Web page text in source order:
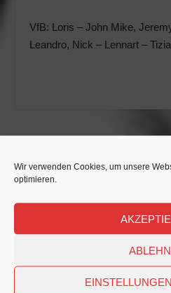
Wir verwenden Cookies, um unsere
optimieren.
VfB: Loris – John Mike,
Leandro, Nick – Lennart –
Inklusion
ZUSAMMENHÄNGENDE